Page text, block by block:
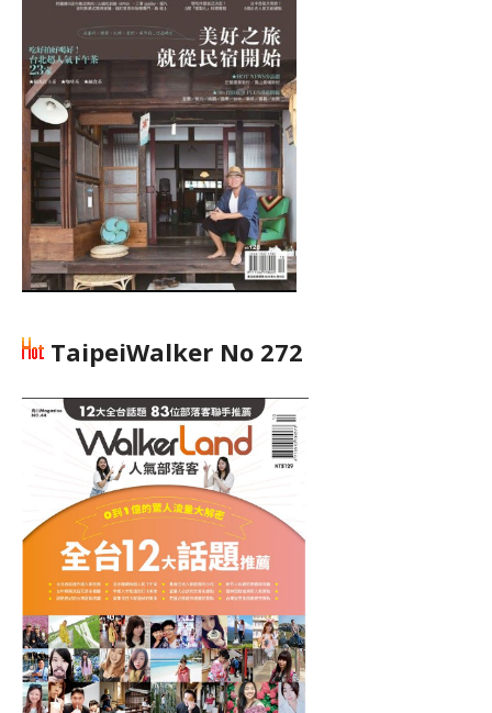
TaipeiWalker No 272